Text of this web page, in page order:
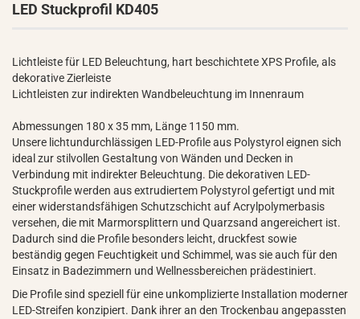
LED Stuckprofil KD405
Lichtleiste für LED Beleuchtung, hart beschichtete XPS Profile, als
dekorative Zierleiste
Lichtleisten zur indirekten Wandbeleuchtung im Innenraum
Abmessungen 180 x 35 mm, Länge 1150 mm.
Unsere lichtundurchlässigen LED-Profile aus Polystyrol eignen sich
ideal zur stilvollen Gestaltung von Wänden und Decken in
Verbindung mit indirekter Beleuchtung. Die dekorativen LED-
Stuckprofile werden aus extrudiertem Polystyrol gefertigt und mit
einer widerstandsfähigen Schutzschicht auf Acrylpolymerbasis
versehen, die mit Marmorsplittern und Quarzsand angereichert ist.
Dadurch sind die Profile besonders leicht, druckfest sowie
beständig gegen Feuchtigkeit und Schimmel, was sie auch für den
Einsatz in Badezimmern und Wellnessbereichen prädestiniert.
Die Profile sind speziell für eine unkomplizierte Installation moderner
LED-Streifen konzipiert. Dank ihrer an den Trockenbau angepassten